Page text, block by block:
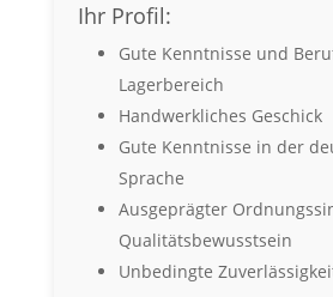
Ihr Profil:
Gute Kenntnisse und
Lagerbereich
Handwerkliches Geschick
Gute Kenntnisse in der
Sprache
Ausgeprägter
Qualitätsbewusstsein
Unbedingte